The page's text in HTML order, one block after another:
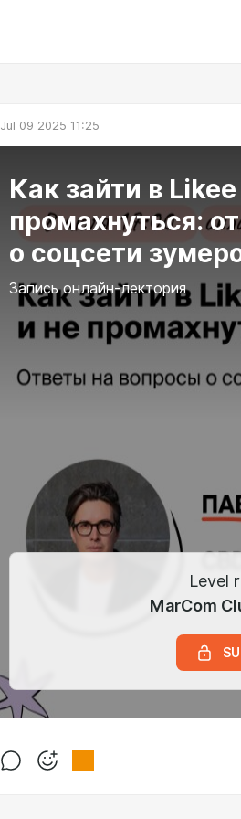
Jul 09 2025 11:25
Как зайти в
промахнуться:
о соцсети
Запись онлайн-лектория
Level
MarCom